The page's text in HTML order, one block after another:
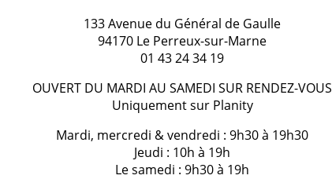
133 Avenue du Général de Gaulle
94170 Le Perreux-sur-Marne
01 43 24 34 19
OUVERT DU MARDI AU SAMEDI SUR RENDEZ-VOUS
Uniquement sur Planity
Mardi, mercredi & vendredi : 9h30 à 19h30
Jeudi : 10h à 19h
Le samedi : 9h30 à 19h